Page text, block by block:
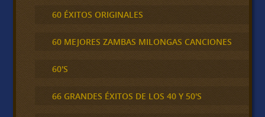
60 ÉXITOS ORIGINALES
60 MEJORES ZAMBAS MILONGAS CANCIONES
60'S
66 GRANDES ÉXITOS DE LOS 40 Y 50'S